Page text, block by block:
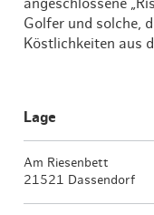
angeschlossene
Golfer und solche,
Köstlichkeiten aus
Lage
Am Riesenbett
21521 Dassendorf